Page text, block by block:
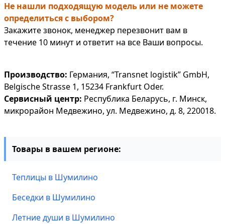
Не нашли подходящую модель или не можете
определиться с выбором?
Закажите звонок, менеджер перезвонит вам в
течение 10 минут и ответит на все Ваши вопросы.
Производство: Германия, “Transnet logistik” GmbH,
Belgische Strasse 1, 15234 Frankfurt Oder.
Сервисный центр: Республика Беларусь, г. Минск,
микрорайон Медвежино, ул. Медвежино, д. 8, 220018.
Товары в вашем регионе:
Теплицы в Шумилино
Беседки в Шумилино
Летние души в Шумилино